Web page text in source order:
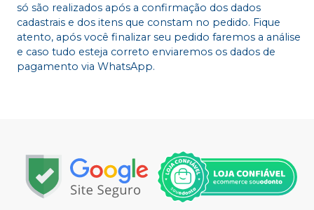
só são realizados após a confirmação dos dados
cadastrais e dos itens que constam no pedido. Fique
atento, após você finalizar seu pedido faremos a análise
e caso tudo esteja correto enviaremos os dados de
pagamento via WhatsApp.